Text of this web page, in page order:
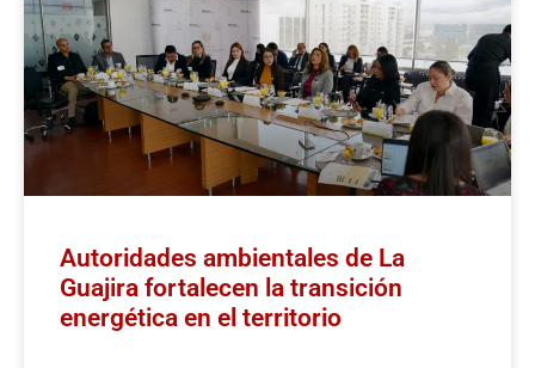
Autoridades ambientales de La
Guajira fortalecen la transición
energética en el territorio